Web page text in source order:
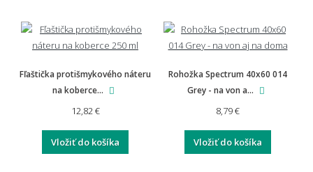
Fľaštička protišmykového náteru
na koberce...
12,82 €
Vložiť do košíka
Rohožka Spectrum 40x60 014
Grey - na von a...
8,79 €
Vložiť do košíka